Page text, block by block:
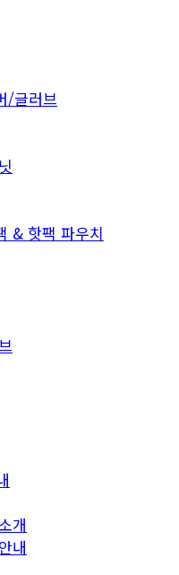
/글러브
& 핫팩 파우치
개
내